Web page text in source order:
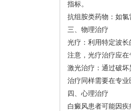
指标。
抗组胺类药物：如
三、物理治疗
光疗：利用特定波
注意，光疗治疗应在
激光治疗：通过破
治疗同样需要在专业
四、心理治疗
白癜风患者可能因